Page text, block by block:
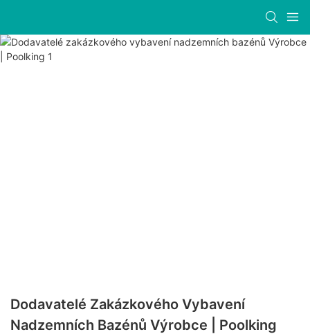
Dodavatelé Zakázkového Vybavení
Nadzemních Bazénů Výrobce | Poolking